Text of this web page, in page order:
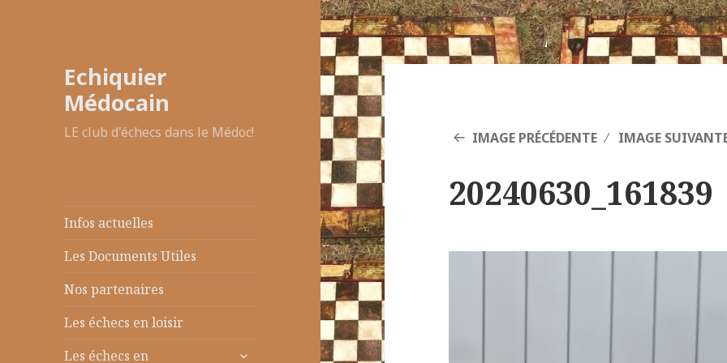
Echiquier
Médocain
LE club d'échecs dans le Médoc!
Infos actuelles
Les Documents Utiles
Nos partenaires
Les échecs en loisir
Les échecs en
ouvrir
IMAGE PRÉCÉDENTE IMAGE
20240630_161839